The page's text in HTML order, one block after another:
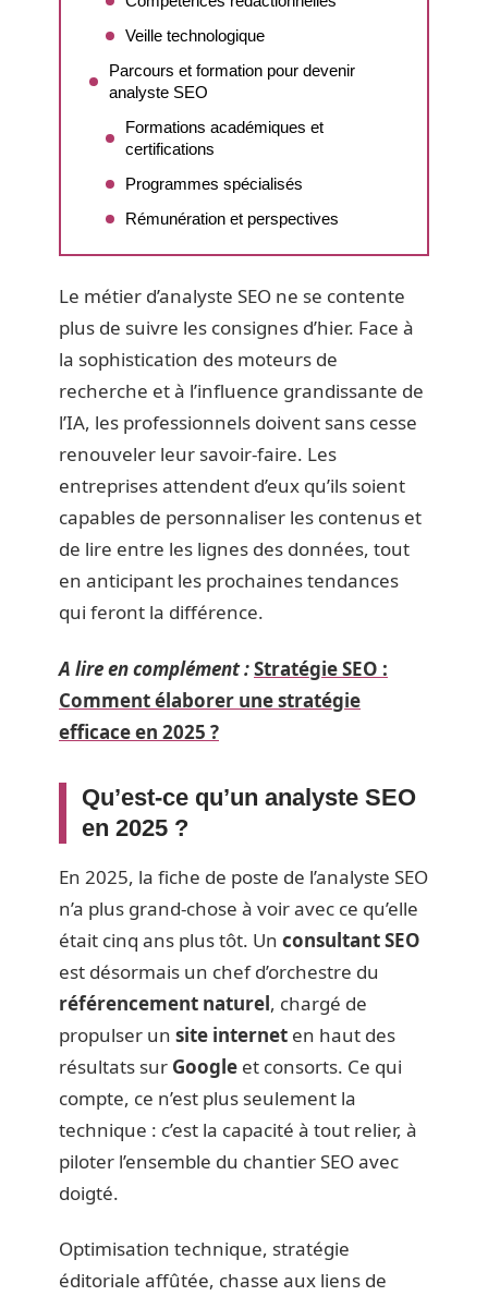
Veille technologique
Parcours et formation pour devenir
analyste SEO
Formations académiques et
certifications
Programmes spécialisés
Rémunération et perspectives
Le métier d’analyste SEO ne se contente
plus de suivre les consignes d’hier. Face à
la sophistication des moteurs de
recherche et à l’influence grandissante de
l’IA, les professionnels doivent sans cesse
renouveler leur savoir-faire. Les
entreprises attendent d’eux qu’ils soient
capables de personnaliser les contenus et
de lire entre les lignes des données, tout
en anticipant les prochaines tendances
qui feront la différence.
A lire en complément :Stratégie SEO :
Comment élaborer une stratégie
efficace en 2025 ?
Qu’est-ce qu’un analyste SEO
en 2025 ?
En 2025, la fiche de poste de l’analyste SEO
n’a plus grand-chose à voir avec ce qu’elle
était cinq ans plus tôt. Un consultant SEO
est désormais un chef d’orchestre du
référencement naturel, chargé de
propulser un site internet en haut des
résultats sur Google et consorts. Ce qui
compte, ce n’est plus seulement la
technique : c’est la capacité à tout relier, à
piloter l’ensemble du chantier SEO avec
doigté.
Optimisation technique, stratégie
éditoriale affûtée, chasse aux liens de